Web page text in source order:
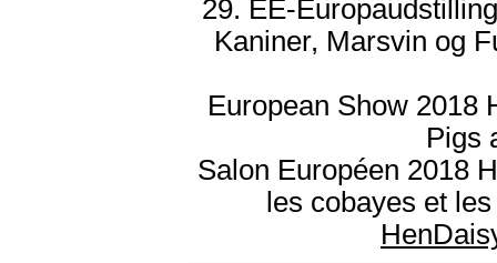
29. EE-
Kaniner, Marsvin og
European Show 2018
Pigs
Salon Européen 2018
les cobayes et